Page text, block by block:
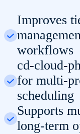
Improves
workflows
cd-cloud-
for multi-
scheduling
Supports
long-term